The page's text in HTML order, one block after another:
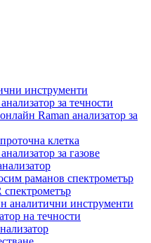
инструменти
за течности
Raman анализатор за
клетка
за газове
раманов спектрометър
аналитични инструменти
на течности